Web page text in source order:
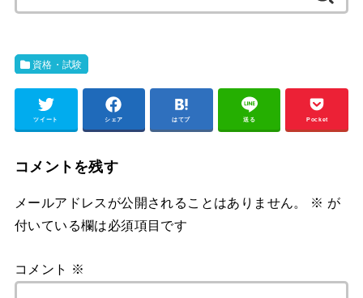
索:
資格・試験
ツイート シェア はてブ 送る Pocket
コメントを残す
メールアドレスが公開されることはありません。 ※ が
付いている欄は必須項目です
コメント ※